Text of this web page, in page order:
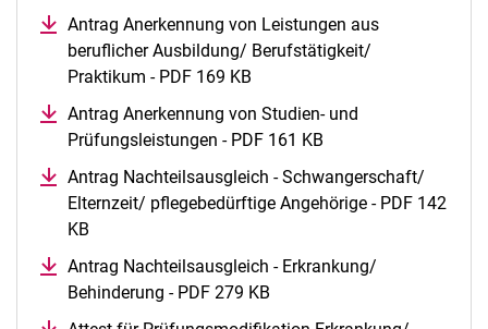
Antrag Anerkennung von Leistungen aus
beruflicher Ausbildung/ Berufstätigkeit/
Praktikum - PDF 169 KB
Antrag Anerkennung von Studien- und
Prüfungsleistungen - PDF 161 KB
Antrag Nachteilsausgleich - Schwangerschaft/
Elternzeit/ pflegebedürftige Angehörige - PDF 142
KB
Antrag Nachteilsausgleich - Erkrankung/
Behinderung - PDF 279 KB